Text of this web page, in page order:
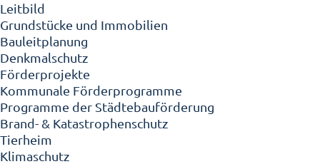
Leitbild
Grundstücke und Immobilien
Bauleitplanung
Denkmalschutz
Förderprojekte
Kommunale Förderprogramme
Programme der Städtebauförderung
Brand- & Katastrophenschutz
Tierheim
Klimaschutz